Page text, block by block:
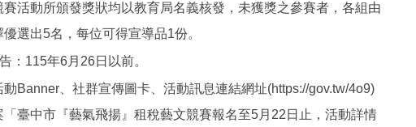
賽活動所頒發獎狀均以教育局名義核發，未獲獎之參賽者，各組由
選出5名，每位可得宣導品1份。
：115年6月26日以前。
動Banner、社群宣傳圖卡、活動訊息連結網址(https://gov.tw/4o9)
「臺中市『藝氣飛揚』租稅藝文競賽報名至5月22日止，活動詳情